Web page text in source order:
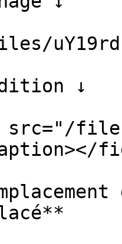
↓
src="/